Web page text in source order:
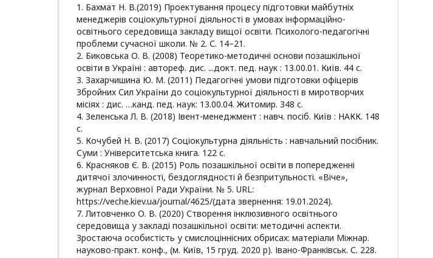
1. Бахмат Н. В.(2019) Проектування процесу підготовки майбутніх
менеджерів соціокультурної діяльності в умовах інформаційно-
освітнього середовища закладу вищої освіти. Психолого-педагогічні
проблеми сучасної школи. № 2. С. 14–21.
2. Биковська О. В. (2008) Теоретико-методичні основи позашкільної
освіти в Україні : автореф. дис. ...докт. пед. наук : 13.00.01. Київ. 44 с.
3. Захарчишина Ю. М. (2011) Педагогічні умови підготовки офіцерів
Збройних Сил України до соціокультурної діяльності в миротворчих
місіях : дис. …канд. пед. наук: 13.00.04. Житомир. 348 с.
4. Зеленська Л. В. (2018) Івент-менеджмент : навч. посіб. Київ : НАКК. 148
с.
5. Кочубей Н. В. (2017) Соціокультурна діяльність : навчальний посібник.
Суми : Університетська книга. 122 с.
6. Красняков Є. В. (2015) Роль позашкільної освіти в попередженні
дитячої злочинності, бездоглядності й безпритульності. «Віче»,
журнал Верховної Ради України. № 5. URL:
https://veche.kiev.ua/journal/4625/(дата звернення: 19.01.2024).
7. Литовченко О. В. (2020) Створення інклюзивного освітнього
середовища у закладі позашкільної освіти: методичні аспекти.
Зростаюча особистість у смислоціннісних обрисах: матеріали Міжнар.
науково-практ. конф., (м. Київ, 15 груд. 2020 р). Івано-Франківськ. С. 228.